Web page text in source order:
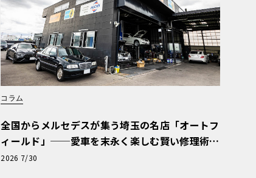
コラム
全国からメルセデスが集う埼玉の名店「オートフ
ィールド」──愛車を末永く楽しむ賢い修理術
と、プロがフックス製オイルを選ぶ理由〈PR〉
2026 7/30